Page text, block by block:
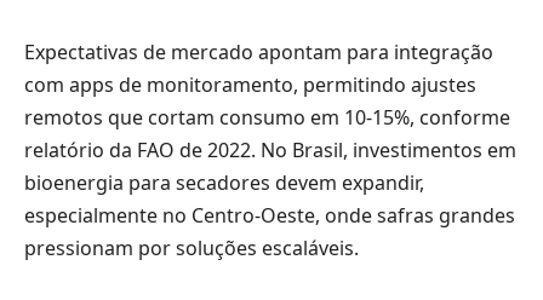
Expectativas de mercado apontam para integração
com apps de monitoramento, permitindo ajustes
remotos que cortam consumo em 10-15%, conforme
relatório da FAO de 2022. No Brasil, investimentos em
bioenergia para secadores devem expandir,
especialmente no Centro-Oeste, onde safras grandes
pressionam por soluções escaláveis.